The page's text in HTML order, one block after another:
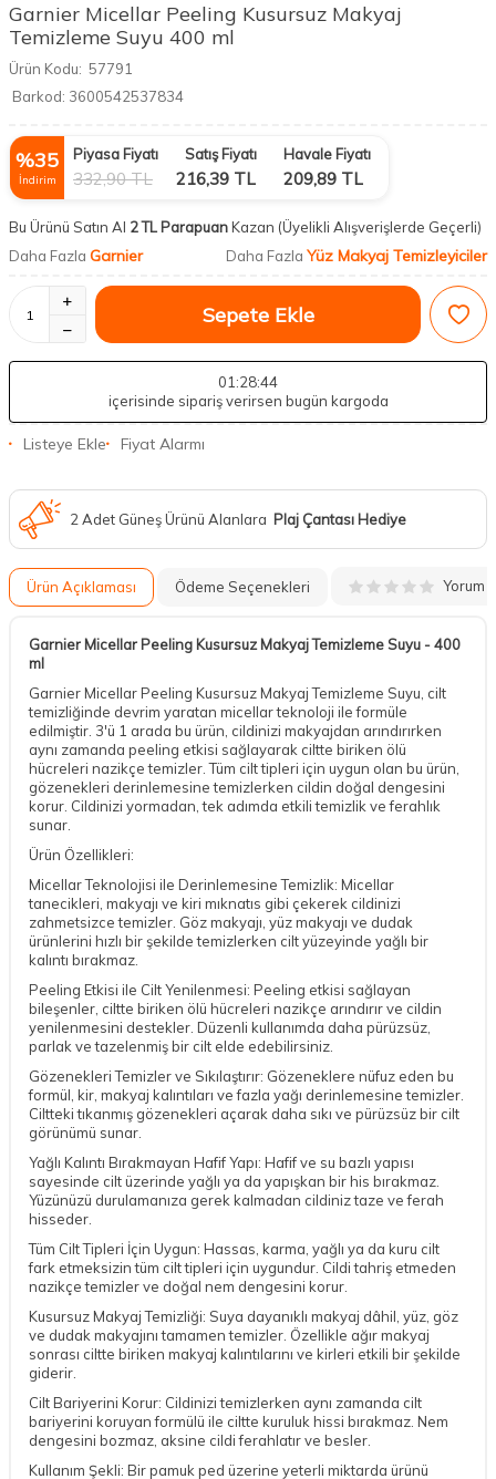
Garnier Micellar Peeling Kusursuz Makyaj
Temizleme Suyu 400 ml
Ürün Kodu: 57791
Barkod: 3600542537834
%35
İndirim
Piyasa Fiyatı
332,90TL
Satış Fiyatı
216,39 TL
Havale Fiyatı
209,89 TL
Bu Ürünü Satın Al 2 TL ParapuanKazan (Üyelikli Alışverişlerde Geçerli)
Daha Fazla Garnier Daha Fazla Yüz Makyaj Temizleyiciler
Sepete Ekle
01:28:43
içerisinde sipariş verirsen bugün kargoda
Listeye Ekle Fiyat Alarmı
2 Adet Güneş Ürünü Alanlara Plaj Çantası Hediye
Ürün Açıklaması Ödeme Seçenekleri Yorum
Garnier Micellar Peeling Kusursuz Makyaj Temizleme Suyu - 400
ml
Garnier Micellar Peeling Kusursuz Makyaj Temizleme Suyu, cilt
temizliğinde devrim yaratan micellar teknoloji ile formüle
edilmiştir. 3'ü 1 arada bu ürün, cildinizi makyajdan arındırırken
aynı zamanda peeling etkisi sağlayarak ciltte biriken ölü
hücreleri nazikçe temizler. Tüm cilt tipleri için uygun olan bu ürün,
gözenekleri derinlemesine temizlerken cildin doğal dengesini
korur. Cildinizi yormadan, tek adımda etkili temizlik ve ferahlık
sunar.
Ürün Özellikleri:
Micellar Teknolojisi ile Derinlemesine Temizlik: Micellar
tanecikleri, makyajı ve kiri mıknatıs gibi çekerek cildinizi
zahmetsizce temizler. Göz makyajı, yüz makyajı ve dudak
ürünlerini hızlı bir şekilde temizlerken cilt yüzeyinde yağlı bir
kalıntı bırakmaz.
Peeling Etkisi ile Cilt Yenilenmesi: Peeling etkisi sağlayan
bileşenler, ciltte biriken ölü hücreleri nazikçe arındırır ve cildin
yenilenmesini destekler. Düzenli kullanımda daha pürüzsüz,
parlak ve tazelenmiş bir cilt elde edebilirsiniz.
Gözenekleri Temizler ve Sıkılaştırır: Gözeneklere nüfuz eden bu
formül, kir, makyaj kalıntıları ve fazla yağı derinlemesine temizler.
Ciltteki tıkanmış gözenekleri açarak daha sıkı ve pürüzsüz bir cilt
görünümü sunar.
Yağlı Kalıntı Bırakmayan Hafif Yapı: Hafif ve su bazlı yapısı
sayesinde cilt üzerinde yağlı ya da yapışkan bir his bırakmaz.
Yüzünüzü durulamanıza gerek kalmadan cildiniz taze ve ferah
hisseder.
Tüm Cilt Tipleri İçin Uygun: Hassas, karma, yağlı ya da kuru cilt
fark etmeksizin tüm cilt tipleri için uygundur. Cildi tahriş etmeden
nazikçe temizler ve doğal nem dengesini korur.
Kusursuz Makyaj Temizliği: Suya dayanıklı makyaj dâhil, yüz, göz
ve dudak makyajını tamamen temizler. Özellikle ağır makyaj
sonrası ciltte biriken makyaj kalıntılarını ve kirleri etkili bir şekilde
giderir.
Cilt Bariyerini Korur: Cildinizi temizlerken aynı zamanda cilt
bariyerini koruyan formülü ile ciltte kuruluk hissi bırakmaz. Nem
dengesini bozmaz, aksine cildi ferahlatır ve besler.
Kullanım Şekli: Bir pamuk ped üzerine yeterli miktarda ürünü